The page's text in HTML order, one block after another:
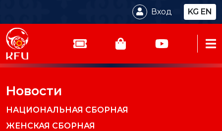
Вход KG EN
Новости
НАЦИОНАЛЬНАЯ СБОРНАЯ
ЖЕНСКАЯ СБОРНАЯ